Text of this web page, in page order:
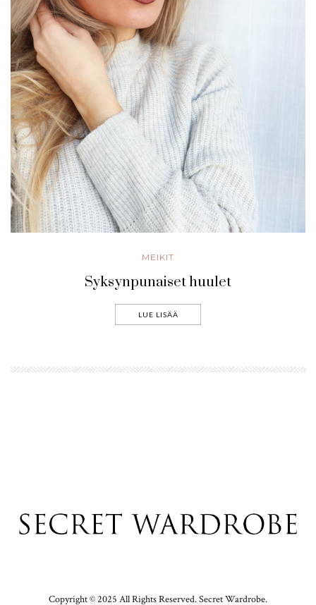
MEIKIT
Syksynpunaiset huulet
LUE LISÄÄ
Copyright © 2025 All Rights Reserved. Secret Wardrobe.